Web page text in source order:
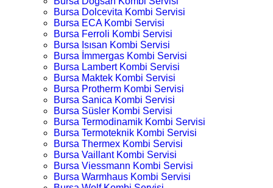
Bursa Dolcevita Kombi Servisi
Bursa ECA Kombi Servisi
Bursa Ferroli Kombi Servisi
Bursa Isısan Kombi Servisi
Bursa İmmergas Kombi Servisi
Bursa Lambert Kombi Servisi
Bursa Maktek Kombi Servisi
Bursa Protherm Kombi Servisi
Bursa Sanica Kombi Servisi
Bursa Süsler Kombi Servisi
Bursa Termodinamik Kombi Servisi
Bursa Termoteknik Kombi Servisi
Bursa Thermex Kombi Servisi
Bursa Vaillant Kombi Servisi
Bursa Viessmann Kombi Servisi
Bursa Warmhaus Kombi Servisi